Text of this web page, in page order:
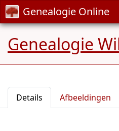
Genealogie Online
Genealogie
Details Afbeeldingen